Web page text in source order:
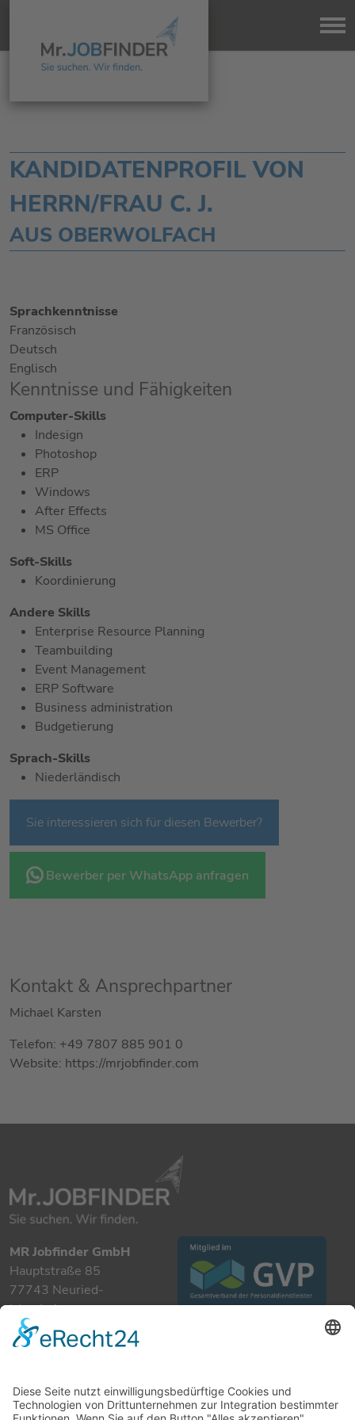
KANDIDATENPROFIL VON
HERRN/FRAU C. J.
AUS OBERWOLFACH
Sprachkenntnisse
Französisch
Deutsch
Englisch
Kenntnisse und Fähigkeiten
Computer-Skills
Indesign
Photoshop
ERP
Windows
After Effects
MS Office
Soft-Skills
Koordinierung
Andere Skills
Enterprise Resource Planning
Teambuilding
Event Management
ERP Software
Business administration
Budgetierung
Sprach-Skills
Niederländisch
Sie interessieren sich für diesen Bewerber?
Bewerber per WhatsApp anfragen
Kontakt & Ansprechpartner
Michael Karsten
Telefon: +49 7807 885 901 0
Website: https://mrjobfinder.com
MR Jobfinder GmbH
Hauptstraße 85
77743 Neuried-
Ichenheim
+49 7807 885 901 0
info@mrjobfinder.com
Für Arbeitgeber